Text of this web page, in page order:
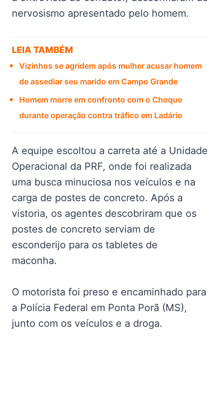
nervosismo apresentado pelo homem.
LEIA TAMBÉM
Vizinhos se agridem após mulher acusar homem
de assediar seu marido em Campo Grande
Homem morre em confronto com o Choque
durante operação contra tráfico em Ladário
A equipe escoltou a carreta até a Unidade
Operacional da PRF, onde foi realizada
uma busca minuciosa nos veículos e na
carga de postes de concreto. Após a
vistoria, os agentes descobriram que os
postes de concreto serviam de
esconderijo para os tabletes de
maconha.
O motorista foi preso e encaminhado para
a Polícia Federal em Ponta Porã (MS),
junto com os veículos e a droga.